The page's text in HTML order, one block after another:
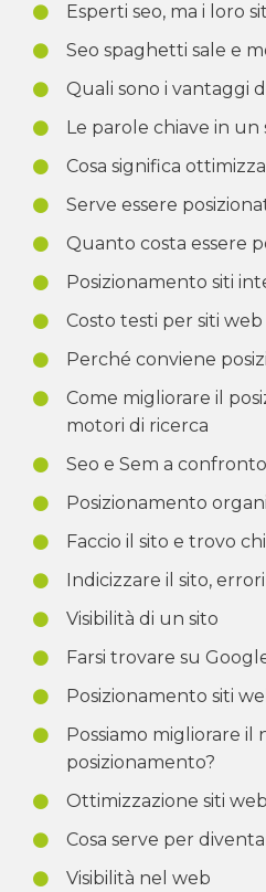
Esperti seo, ma i loro
Seo spaghetti sale e
Quali sono i vantaggi
Le parole chiave in un
Cosa significa
Serve essere
Quanto costa essere
Posizionamento siti
Costo testi per siti web
Perché conviene
Come migliorare il
motori di ricerca
Seo e Sem a confronto
Posizionamento
Faccio il sito e trovo
Indicizzare il sito,
Visibilità di un sito
Farsi trovare su
Posizionamento siti
Possiamo migliorare il
posizionamento?
Ottimizzazione siti web
Cosa serve per
Visibilità nel web